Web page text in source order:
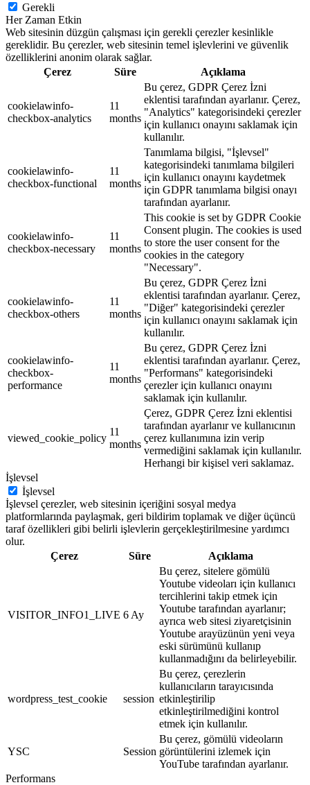
Gerekli
Her Zaman Etkin
Web sitesinin düzgün çalışması için gerekli çerezler kesinlikle
gereklidir. Bu çerezler, web sitesinin temel işlevlerini ve güvenlik
özelliklerini anonim olarak sağlar.
Çerez
Süre Açıklama
cookielawinfo-
checkbox-analytics
11
months
Bu çerez, GDPR Çerez İzni
eklentisi tarafından ayarlanır. Çerez,
"Analytics" kategorisindeki çerezler
için kullanıcı onayını saklamak için
kullanılır.
cookielawinfo-
checkbox-functional
11
months
Tanımlama bilgisi, "İşlevsel"
kategorisindeki tanımlama bilgileri
için kullanıcı onayını kaydetmek
için GDPR tanımlama bilgisi onayı
tarafından ayarlanır.
cookielawinfo-
checkbox-necessary
11
months
This cookie is set by GDPR Cookie
Consent plugin. The cookies is used
to store the user consent for the
cookies in the category
"Necessary".
cookielawinfo-
checkbox-others
11
months
Bu çerez, GDPR Çerez İzni
eklentisi tarafından ayarlanır. Çerez,
"Diğer" kategorisindeki çerezler
için kullanıcı onayını saklamak için
kullanılır.
cookielawinfo-
checkbox-
performance
11
months
Bu çerez, GDPR Çerez İzni
eklentisi tarafından ayarlanır. Çerez,
"Performans" kategorisindeki
çerezler için kullanıcı onayını
saklamak için kullanılır.
viewed_cookie_policy
11
months
Çerez, GDPR Çerez İzni eklentisi
tarafından ayarlanır ve kullanıcının
çerez kullanımına izin verip
vermediğini saklamak için kullanılır.
Herhangi bir kişisel veri saklamaz.
İşlevsel
İşlevsel
İşlevsel çerezler, web sitesinin içeriğini sosyal medya
platformlarında paylaşmak, geri bildirim toplamak ve diğer üçüncü
taraf özellikleri gibi belirli işlevlerin gerçekleştirilmesine yardımcı
olur.
Çerez
Süre Açıklama
VISITOR_INFO1_LIVE 6 Ay
Bu çerez, sitelere gömülü
Youtube videoları için kullanıcı
tercihlerini takip etmek için
Youtube tarafından ayarlanır;
ayrıca web sitesi ziyaretçisinin
Youtube arayüzünün yeni veya
eski sürümünü kullanıp
kullanmadığını da belirleyebilir.
wordpress_test_cookie session
Bu çerez, çerezlerin
kullanıcıların tarayıcısında
etkinleştirilip
etkinleştirilmediğini kontrol
etmek için kullanılır.
YSC Session
Bu çerez, gömülü videoların
görüntülerini izlemek için
YouTube tarafından ayarlanır.
Performans